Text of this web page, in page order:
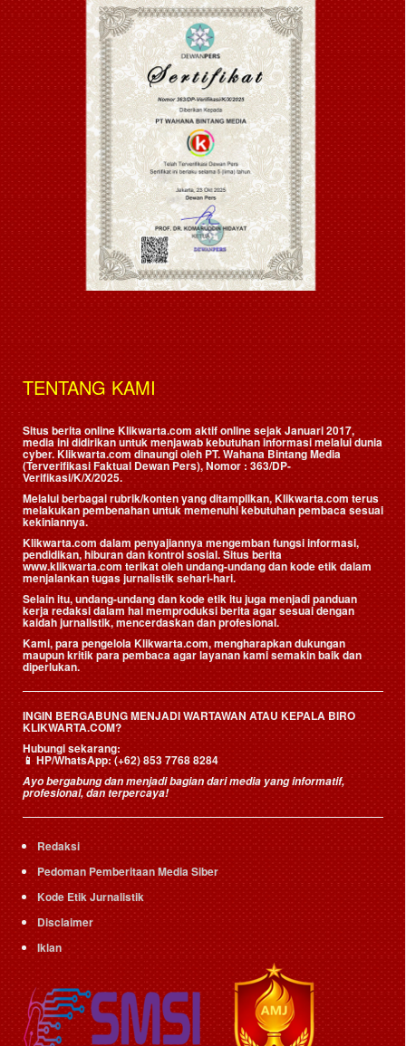
TENTANG KAMI
Situs berita online Klikwarta.com aktif online sejak Januari 2017,
media ini didirikan untuk menjawab kebutuhan informasi melalui dunia
cyber. Klikwarta.com dinaungi oleh PT. Wahana Bintang Media
(Terverifikasi Faktual Dewan Pers), Nomor : 363/DP-
Verifikasi/K/X/2025.
Melalui berbagai rubrik/konten yang ditampilkan, Klikwarta.com terus
melakukan pembenahan untuk memenuhi kebutuhan pembaca sesuai
kekiniannya.
Klikwarta.com dalam penyajiannya mengemban fungsi informasi,
pendidikan, hiburan dan kontrol sosial. Situs berita
www.klikwarta.com terikat oleh undang-undang dan kode etik dalam
menjalankan tugas jurnalistik sehari-hari.
Selain itu, undang-undang dan kode etik itu juga menjadi panduan
kerja redaksi dalam hal memproduksi berita agar sesuai dengan
kaidah jurnalistik, mencerdaskan dan profesional.
Kami, para pengelola Klikwarta.com, mengharapkan dukungan
maupun kritik para pembaca agar layanan kami semakin baik dan
diperlukan.
INGIN BERGABUNG MENJADI WARTAWAN ATAU KEPALA BIRO
KLIKWARTA.COM?
Hubungi sekarang:
📱HP/WhatsApp:(+62) 853 7768 8284
Ayo bergabung dan menjadi bagian dari media yang informatif,
profesional, dan terpercaya!
Redaksi
Pedoman Pemberitaan Media Siber
Kode Etik Jurnalistik
Disclaimer
Iklan